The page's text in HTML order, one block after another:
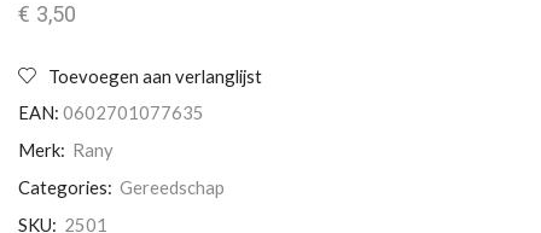
€ 3,50
Toevoegen aan verlanglijst
EAN: 0602701077635
Merk: Rany
Categories: Gereedschap
SKU: 2501